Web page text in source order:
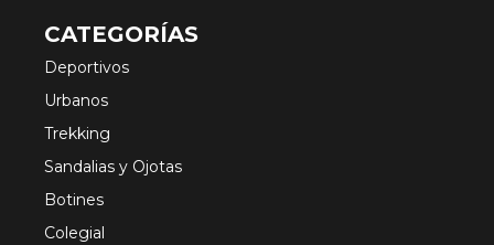
CATEGORÍAS
Deportivos
Urbanos
Trekking
Sandalias y Ojotas
Botines
Colegial